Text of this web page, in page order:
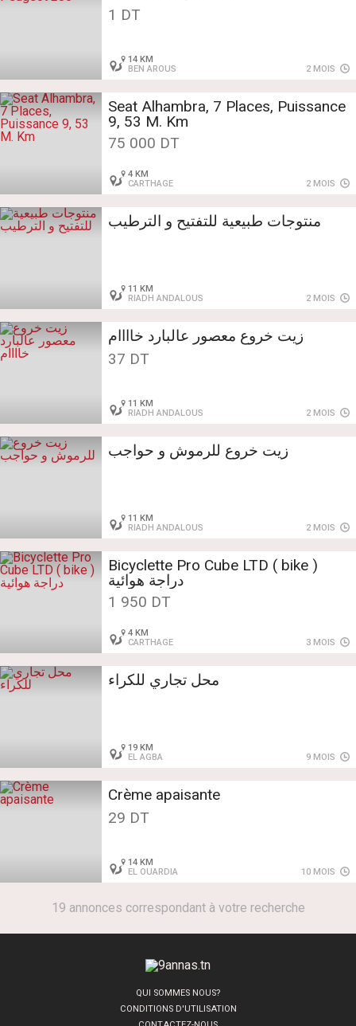
1 DT
14 KM
BEN AROUS
2 MOIS
Seat Alhambra, 7 Places, Puissance
9, 53 M. Km
75 000 DT
4 KM
CARTHAGE
2 MOIS
منتوجات طبيعية للتفتيح و الترطيب
11 KM
RIADH ANDALOUS
2 MOIS
زيت خروع معصور عالبارد خاااام
37 DT
11 KM
RIADH ANDALOUS
2 MOIS
زيت خروع للرموش و حواجب
11 KM
RIADH ANDALOUS
2 MOIS
Bicyclette Pro Cube LTD ( bike )
دراجة هوائية
1 950 DT
4 KM
CARTHAGE
3 MOIS
محل تجاري للكراء
19 KM
EL AGBA
9 MOIS
Crème apaisante
29 DT
14 KM
EL OUARDIA
10 MOIS
19 annonces correspondant à votre recherche
QUI SOMMES NOUS?
CONDITIONS D'UTILISATION